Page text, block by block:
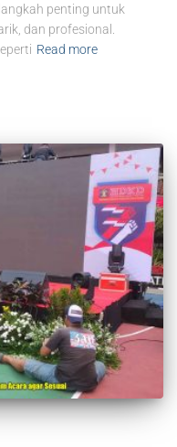
penting untuk
dan profesional.
Read more